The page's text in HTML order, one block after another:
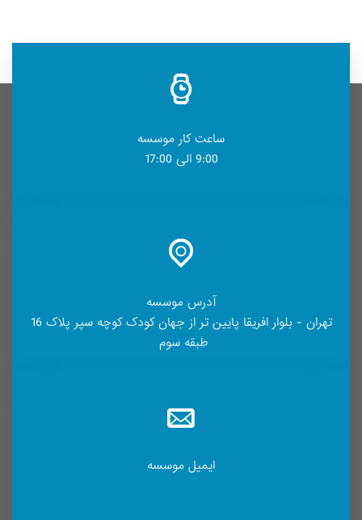
ساعت کار موسسه
9:00 الی 17:00
آدرس موسسه
تهران - بلوار افریقا پایین تر از جهان کودک کوچه سپر پلاک 16
طبقه سوم
ایمیل موسسه